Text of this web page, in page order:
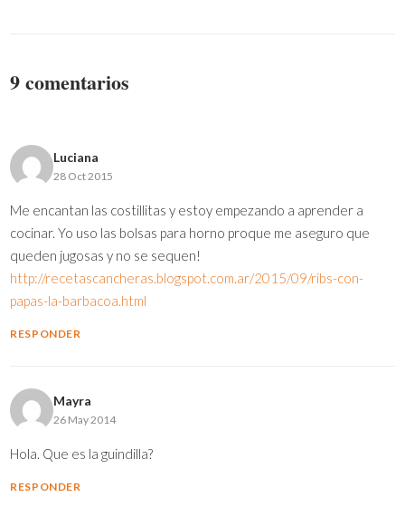
9 comentarios
Luciana
28 Oct 2015
Me encantan las costillitas y estoy empezando a aprender a
cocinar. Yo uso las bolsas para horno proque me aseguro que
queden jugosas y no se sequen!
http://recetascancheras.blogspot.com.ar/2015/09/ribs-con-
papas-la-barbacoa.html
RESPONDER
Mayra
26 May 2014
Hola. Que es la guindilla?
RESPONDER